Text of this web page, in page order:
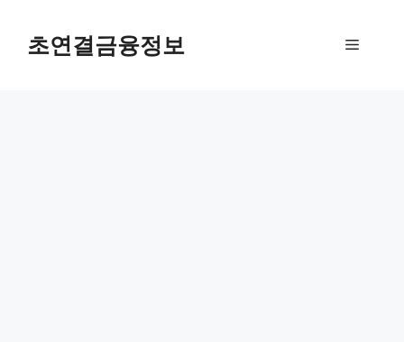
초연결금융정보 메